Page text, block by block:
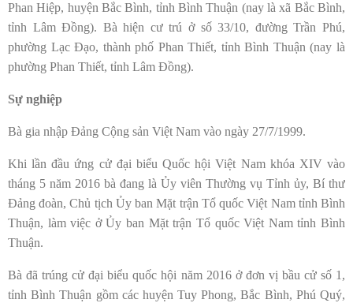
Phan Hiệp, huyện Bắc Bình, tỉnh Bình Thuận (nay là xã Bắc Bình,
tỉnh Lâm Đồng). Bà hiện cư trú ở số 33/10, đường Trần Phú,
phường Lạc Đạo, thành phố Phan Thiết, tỉnh Bình Thuận (nay là
phường Phan Thiết, tỉnh Lâm Đồng).
Sự nghiệp
Bà gia nhập Đảng Cộng sản Việt Nam vào ngày 27/7/1999.
Khi lần đầu ứng cử đại biểu Quốc hội Việt Nam khóa XIV vào
tháng 5 năm 2016 bà đang là Ủy viên Thường vụ Tỉnh ủy, Bí thư
Đảng đoàn, Chủ tịch Ủy ban Mặt trận Tổ quốc Việt Nam tỉnh Bình
Thuận, làm việc ở Ủy ban Mặt trận Tổ quốc Việt Nam tỉnh Bình
Thuận.
Bà đã trúng cử đại biểu quốc hội năm 2016 ở đơn vị bầu cử số 1,
tỉnh Bình Thuận gồm các huyện Tuy Phong, Bắc Bình, Phú Quý,